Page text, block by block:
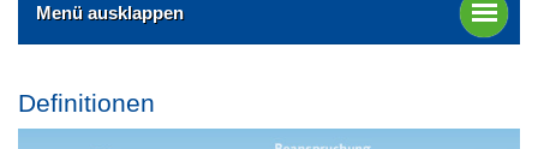
Menü ausklappen
Definitionen